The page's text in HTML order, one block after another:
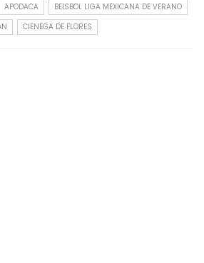
APODACA
BEISBOL LIGA MEXICANA DE VERANO
CIENEGA DE FLORES